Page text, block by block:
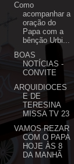
Como
acompanhar a
oração do
Papa com a
bênção Urbi...
BOAS
NOTÍCIAS -
CONVITE
ARQUIDIOCES
E DE
TERESINA
MISSA TV 23
VAMOS REZAR
COM O PAPA
HOJE ÀS 8
DA MANHÃ